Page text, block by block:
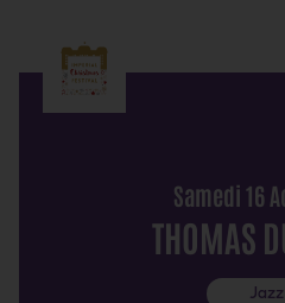
Samedi 16
THOMAS
Jazz